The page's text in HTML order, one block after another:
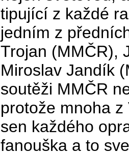
tipující z každé
jedním z
Trojan (MMČR),
Miroslav Jandík
soutěži MMČR
protože mnoha
sen každého
fanouška a to